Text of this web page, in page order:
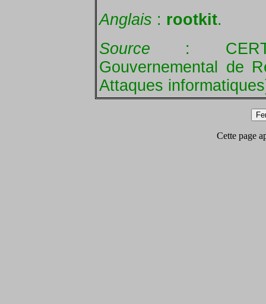
Anglais : rootkit.
Source : CERTA
Gouvernemental de
Attaques
Cette page